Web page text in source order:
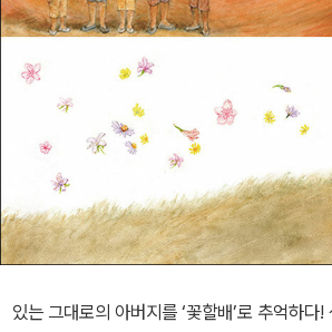
있는 그대로의 아버지를 ‘꽃할배’로 추억하다! 생활력은 부족하지만